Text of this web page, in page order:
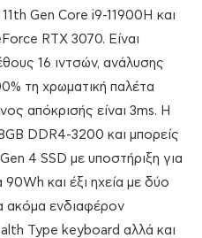
Gen Core i9-11900H και
RTX 3070. Είναι
16 ιντσών, ανάλυσης
τη χρωματική παλέτα
απόκρισής είναι 3ms. H
DDR4-3200 και μπορείς
4 SSD με υποστήριξη για
και έξι ηχεία με δύο
ακόμα ενδιαφέρον
Type keyboard αλλά και